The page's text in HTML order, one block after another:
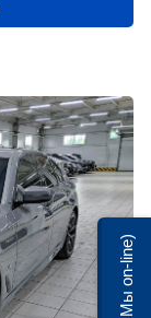
Мы on-line)